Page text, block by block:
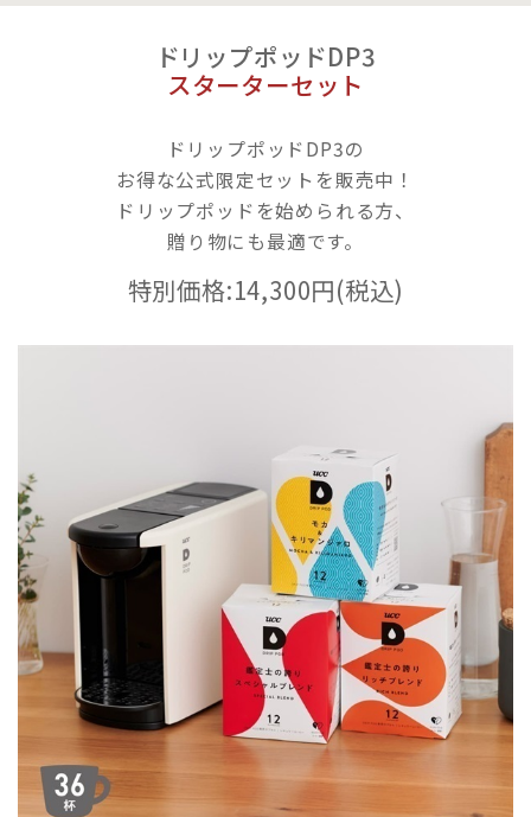
ドリップポッドDP3
スターターセット
ドリップポッドDP3の
お得な公式限定セットを販売中！
ドリップポッドを始められる方、
贈り物にも最適です。
特別価格:14,300円(税込)